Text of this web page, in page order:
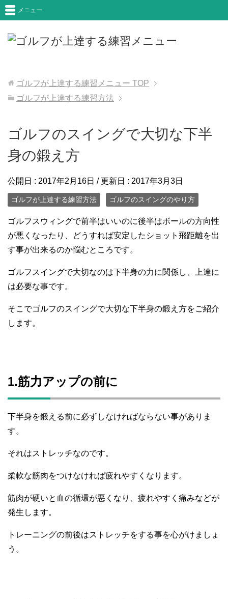
メニュー
ゴルフが上達する練習メニュー TOP
ゴルフが上達する練習方法
ゴルフのスイングで大切な下半
身の鍛え方
公開日 : 2017年2月16日 / 更新日 : 2017年3月3日
ゴルフが上達する練習方法 ゴルフのスイングのやり方
ゴルフスウィングで前半はいいのに後半はボールの方向性
が悪くなったり、どうすれば安定したショット飛距離を出
す事が出来るのか悩むところです。
ゴルフスイングで大切なのは下半身の力に関係し、上達に
は必要な事です。
そこでゴルフのスイングで大切な下半身の鍛え方をご紹介
します。
1.筋力アップの前に
下半身を鍛える前に必ずしなければならない事がありま
す。
それはストレッチなのです。
柔軟な筋肉をつけなければ疲れやすくなります。
筋肉が硬いと血の循環が悪くなり、疲れやすく痛みなどが
発生します。
トレーニングの前後はストレッチをする事を心がけましょ
う。